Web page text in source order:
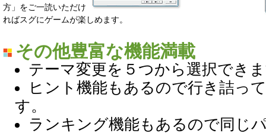
方」をご一読いただけ
ればスグにゲームが楽しめます。
その他豊富な機能満載
テーマ変更を５つから選択でき
ヒント機能もあるので行き詰っ
す。
ランキング機能もあるので同じ